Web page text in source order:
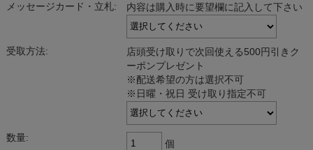
メッセージカード・立札: 内容は購入時に要望欄に記入して下さい
受取方法:
店頭受け取りで次回使える500円引きク
ーポンプレゼント
※配送希望の方は選択不可
※日曜・祝日 受け取り指定不可
数量:
個